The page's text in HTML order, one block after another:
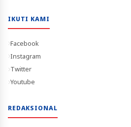
IKUTI KAMI
Facebook
Instagram
Twitter
Youtube
REDAKSIONAL